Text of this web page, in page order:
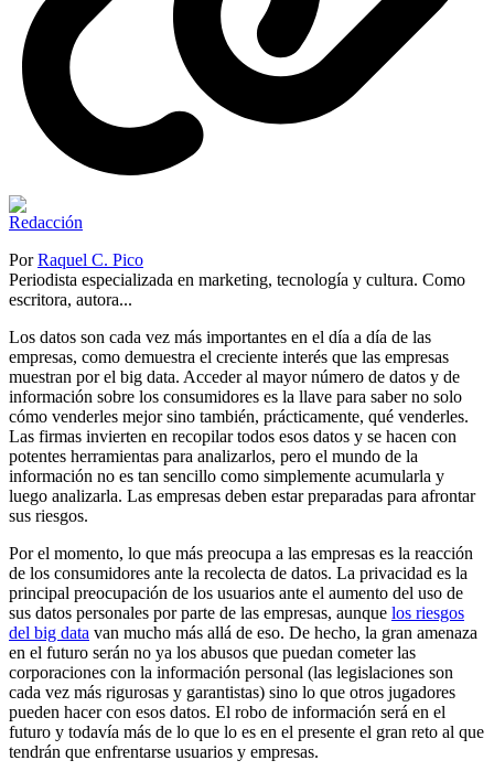
PorRaquel C. Pico
Periodista especializada en marketing, tecnología y cultura. Como
escritora, autora...
Los datos son cada vez más importantes en el día a día de las
empresas, como demuestra el creciente interés que las empresas
muestran por el big data. Acceder al mayor número de datos y de
información sobre los consumidores es la llave para saber no solo
cómo venderles mejor sino también, prácticamente, qué venderles.
Las firmas invierten en recopilar todos esos datos y se hacen con
potentes herramientas para analizarlos, pero el mundo de la
información no es tan sencillo como simplemente acumularla y
luego analizarla. Las empresas deben estar preparadas para afrontar
sus riesgos.
Por el momento, lo que más preocupa a las empresas es la reacción
de los consumidores ante la recolecta de datos. La privacidad es la
principal preocupación de los usuarios ante el aumento del uso de
sus datos personales por parte de las empresas, aunque los riesgos
del big data van mucho más allá de eso. De hecho, la gran amenaza
en el futuro serán no ya los abusos que puedan cometer las
corporaciones con la información personal (las legislaciones son
cada vez más rigurosas y garantistas) sino lo que otros jugadores
pueden hacer con esos datos. El robo de información será en el
futuro y todavía más de lo que lo es en el presente el gran reto al que
tendrán que enfrentarse usuarios y empresas.